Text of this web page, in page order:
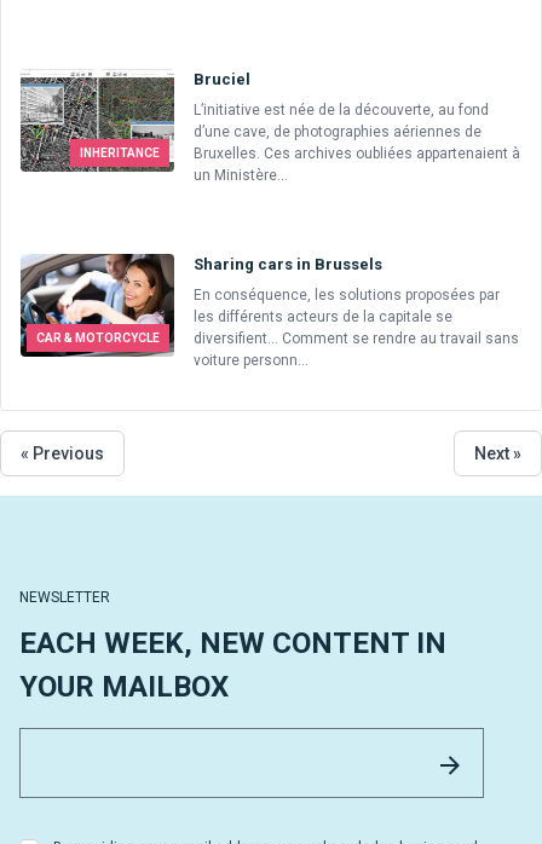
INHERITANCE
Bruciel
L’initiative est née de la découverte, au fond
d’une cave, de photographies aériennes de
Bruxelles. Ces archives oubliées appartenaient à
un Ministère...
CAR & MOTORCYCLE
Sharing cars in Brussels
En conséquence, les solutions proposées par
les différents acteurs de la capitale se
diversifient... Comment se rendre au travail sans
voiture personn...
« Previous Next »
NEWSLETTER
EACH WEEK, NEW CONTENT IN
YOUR MAILBOX